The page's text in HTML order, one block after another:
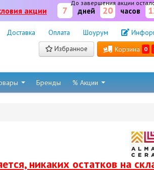
акции
До завершения акции
7 дней 20 часов
Доставка Оплата Шоурум
Избранное Корзина 0
Бренды % Акции
никаких остатков на